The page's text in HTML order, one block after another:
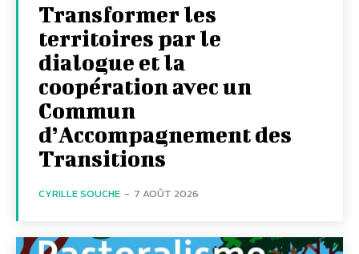
Transformer les
territoires par le
dialogue et la
coopération avec un
Commun
d’Accompagnement des
Transitions
CYRILLE SOUCHE - 7 AOÛT 2026